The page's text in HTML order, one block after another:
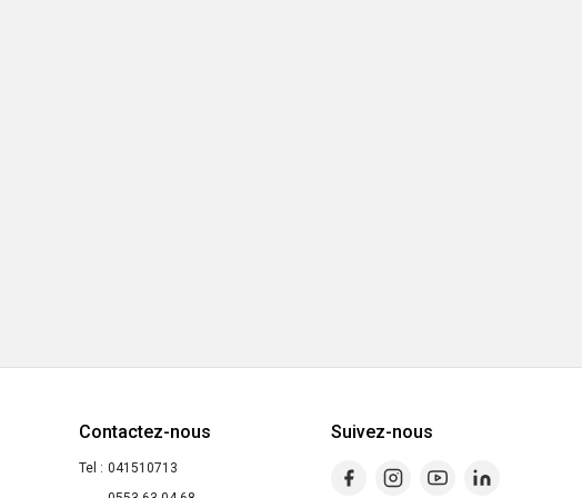
Contactez-nous
Tel : 041510713
Suivez-nous